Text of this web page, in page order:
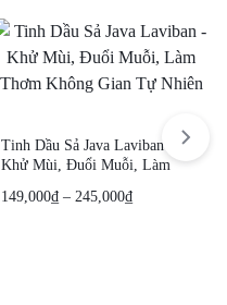
Tinh Dầu Sả Java Laviban –
Khử Mùi, Đuổi Muỗi, Làm
149,000₫ – 245,000₫